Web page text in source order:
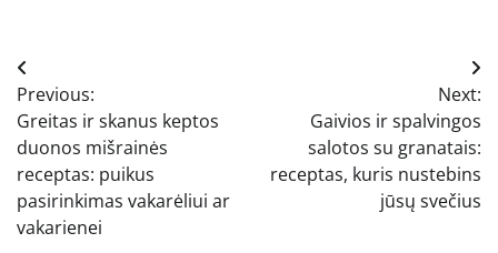
Navigacija
tarp
įrašų
Previous:
Greitas ir skanus keptos
duonos mišrainės
receptas: puikus
pasirinkimas vakarėliui ar
vakarienei
Next:
Gaivios ir spalvingos
salotos su granatais:
receptas, kuris nustebins
jūsų svečius